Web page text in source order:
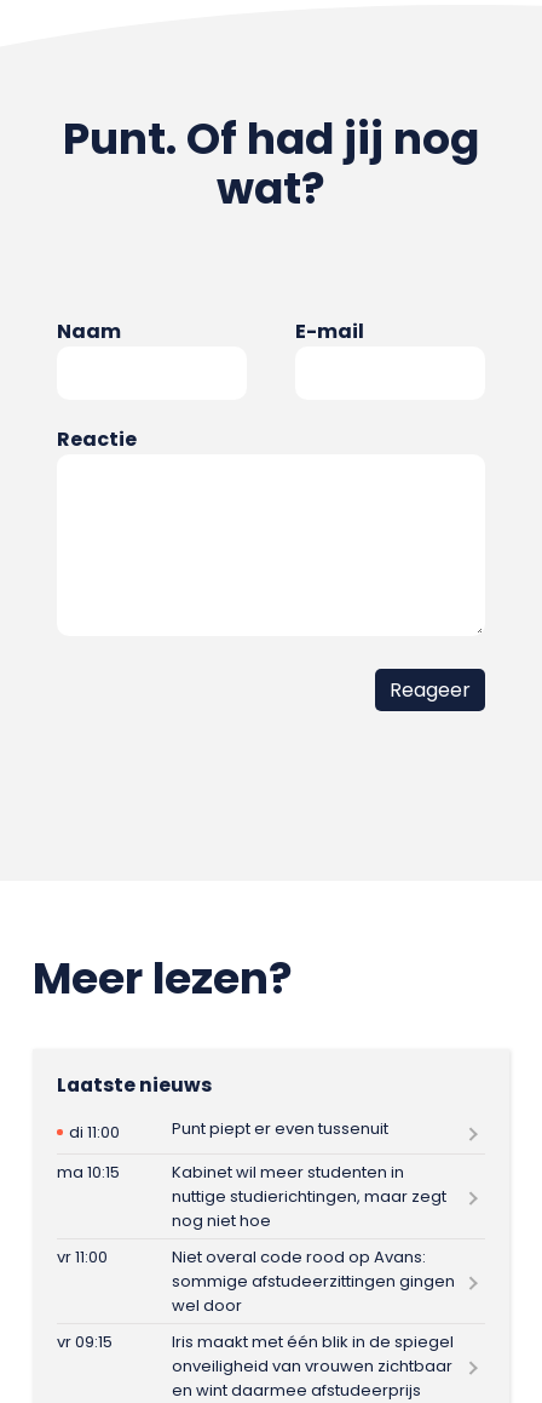
Punt. Of had jij nog
wat?
Naam E-mail
Reactie
Meer lezen?
Laatste nieuws
di 11:00
Punt piept er even tussenuit
ma 10:15
Kabinet wil meer studenten in
nuttige studierichtingen, maar zegt
nog niet hoe
vr 11:00
Niet overal code rood op Avans:
sommige afstudeerzittingen gingen
wel door
vr 09:15
Iris maakt met één blik in de spiegel
onveiligheid van vrouwen zichtbaar
en wint daarmee afstudeerprijs